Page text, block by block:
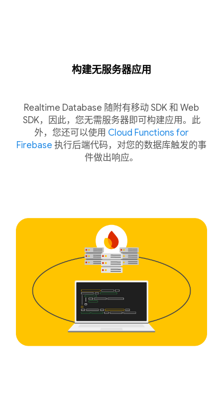
构建无服务器应用
Realtime Database 随附有移动 SDK 和 Web
SDK，因此，您无需服务器即可构建应用。此
外，您还可以使用 Cloud Functions for
Firebase 执行后端代码，对您的数据库触发的事
件做出响应。